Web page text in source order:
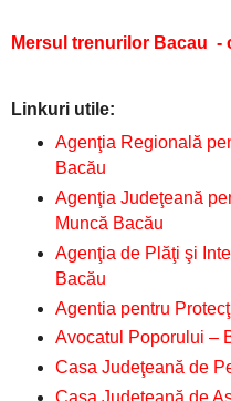
Mersul trenurilor Bacau -
Linkuri utile:
Agenţia Regională
Bacău
Agenţia Judeţeană
Muncă Bacău
Agenţia de Plăţi şi
Bacău
Agentia pentru
Avocatul Poporului –
Casa Judeţeană de